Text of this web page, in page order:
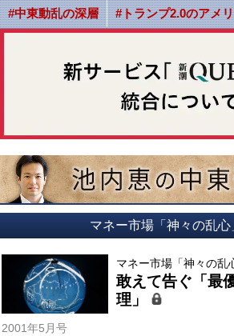
#中東動乱の深層 #トランプ2.0のアメ
マネー市場「神々の乱心
マネー市場「神々の乱
敢えて告ぐ「最
理」
2001年5月号